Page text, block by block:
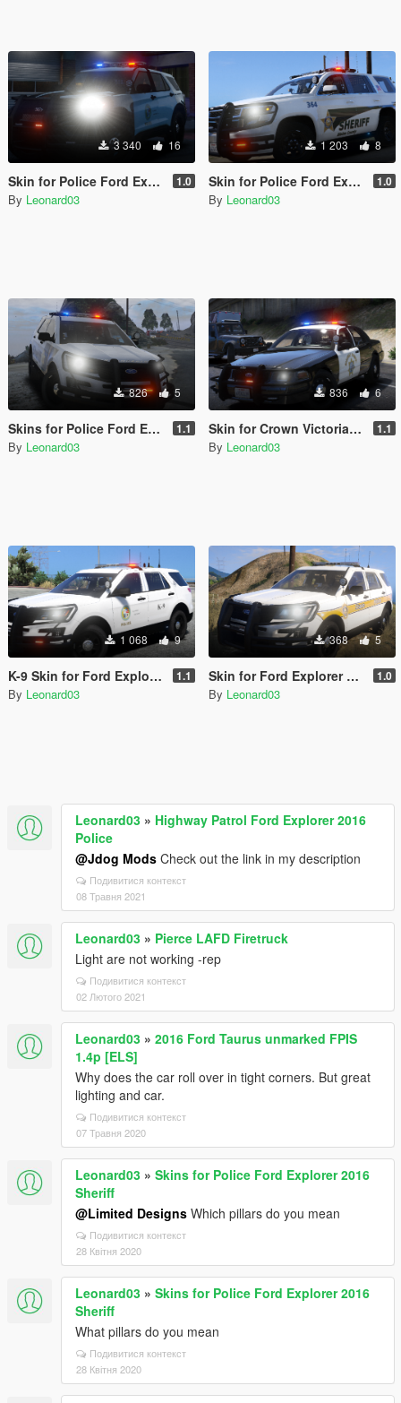
3 340 16
Skin for Police Ford Explorer 2020 1.0
By Leonard03
1 203 8
Skin for Police Ford Explorer 2016 Shriff and Chevy Tahoe 1.0
By Leonard03
826 5
Skins for Police Ford Explorer 2016 Sheriff 1.1
By Leonard03
836 6
Skin for Crown Victoria Police 1.1
By Leonard03
1 068 9
K-9 Skin for Ford Explorer 2016 Police 1.1
By Leonard03
368 5
Skin for Ford Explorer 2016 Illinois State 1.0
By Leonard03
Leonard03 » Highway Patrol Ford Explorer 2016
Police
@Jdog Mods Check out the link in my description
Подивитися контекст
08 Травня 2021
Leonard03 » Pierce LAFD Firetruck
Light are not working -rep
Подивитися контекст
02 Лютого 2021
Leonard03 » 2016 Ford Taurus unmarked FPIS
1.4p [ELS]
Why does the car roll over in tight corners. But great
lighting and car.
Подивитися контекст
07 Травня 2020
Leonard03 » Skins for Police Ford Explorer 2016
Sheriff
@Limited Designs Which pillars do you mean
Подивитися контекст
28 Квітня 2020
Leonard03 » Skins for Police Ford Explorer 2016
Sheriff
What pillars do you mean
Подивитися контекст
28 Квітня 2020